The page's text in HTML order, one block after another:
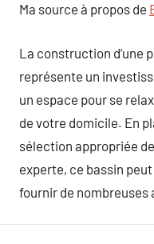
Ma source à propos de
La construction d’une
représente un
un espace pour se
de votre domicile. En
sélection appropriée
experte, ce bassin
fournir de nombreuses